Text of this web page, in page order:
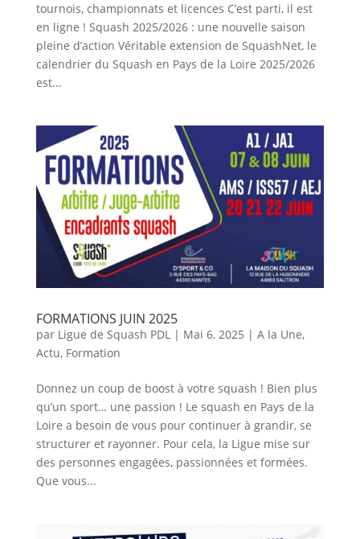
tournois, championnats et licences C’est parti, il est
en ligne ! Squash 2025/2026 : une nouvelle saison
pleine d’action Véritable extension de SquashNet, le
calendrier du Squash en Pays de la Loire 2025/2026
est...
FORMATIONS JUIN 2025
par Ligue de Squash PDL| Mai 6, 2025 | A la Une,
Actu, Formation
Donnez un coup de boost à votre squash ! Bien plus
qu’un sport… une passion ! Le squash en Pays de la
Loire a besoin de vous pour continuer à grandir, se
structurer et rayonner. Pour cela, la Ligue mise sur
des personnes engagées, passionnées et formées.
Que vous...